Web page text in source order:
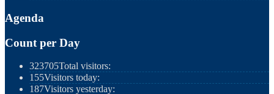
Agenda
Count per Day
323705Total visitors:
155Visitors today:
187Visitors yesterday: